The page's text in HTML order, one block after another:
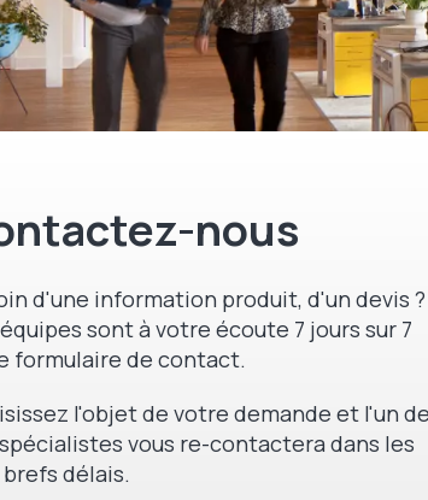
nous
d'une information produit, d'un devis ?
sont à votre écoute 7 jours sur 7
formulaire de contact.
l'objet de votre demande et l'un de
vous re-contactera dans les
délais.